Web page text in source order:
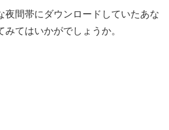
夜間帯にダウンロードしていたあな
てはいかがでしょうか。